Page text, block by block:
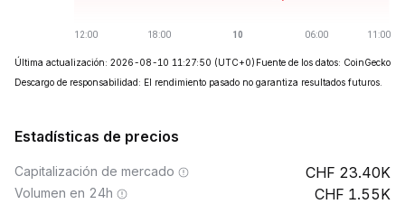
Última actualización: 2026-08-10 11:27:50 (UTC+0) Fuente de los datos: CoinGecko
Descargo de responsabilidad: El rendimiento pasado no garantiza resultados futuros.
Estadísticas de precios
Capitalización de mercado 23.40K
Volumen en 24h 1.55K